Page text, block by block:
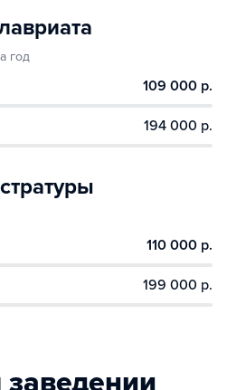
год
109 000 р.
194 000 р.
110 000 р.
199 000 р.